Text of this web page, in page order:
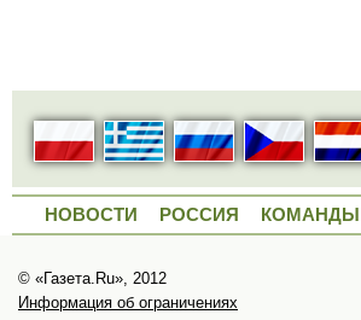
НОВОСТИ РОССИЯ КОМАНДЫ
© «Газета.Ru», 2012
Информация об ограничениях